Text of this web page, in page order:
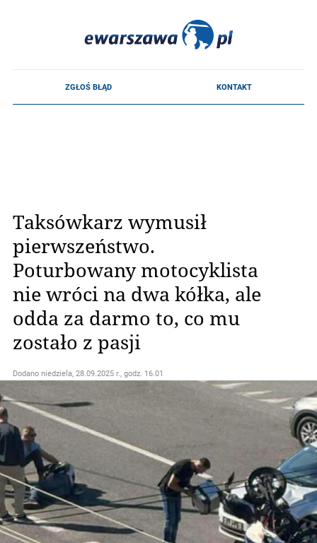
Taksówkarz wymusił
pierwszeństwo.
Poturbowany motocyklista
nie wróci na dwa kółka, ale
odda za darmo to, co mu
zostało z pasji
Dodano niedziela, 28.09.2025 r., godz. 16.01